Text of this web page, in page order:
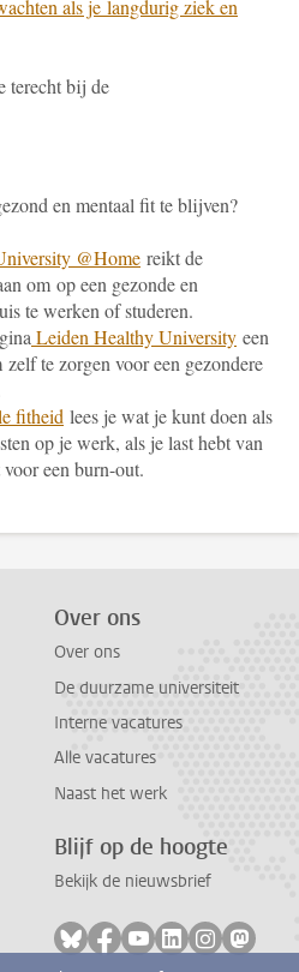
als je langdurig ziek en
terecht bij de
en mentaal fit te blijven?
@Home reikt de
om op een gezonde en
te werken of studeren.
Leiden Healthy University een
te zorgen voor een gezondere
fitheid lees je wat je kunt doen als
op je werk, als je last hebt van
een burn-out.
Over ons
Over ons
De duurzame universiteit
Interne vacatures
Alle vacatures
Naast het werk
Blijf op de hoogte
Bekijk de nieuwsbrief
Volg ons op bluesky
Volg ons op facebook
Volg ons op
Volg ons op
Volg ons
Volg